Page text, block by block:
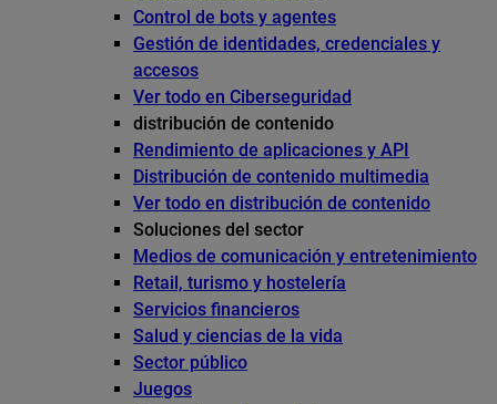
Control de bots y agentes
Gestión de identidades, credenciales y
accesos
Ver todo en Ciberseguridad
distribución de contenido
Rendimiento de aplicaciones y API
Distribución de contenido multimedia
Ver todo en distribución de contenido
Soluciones del sector
Medios de comunicación y entretenimiento
Retail, turismo y hostelería
Servicios financieros
Salud y ciencias de la vida
Sector público
Juegos